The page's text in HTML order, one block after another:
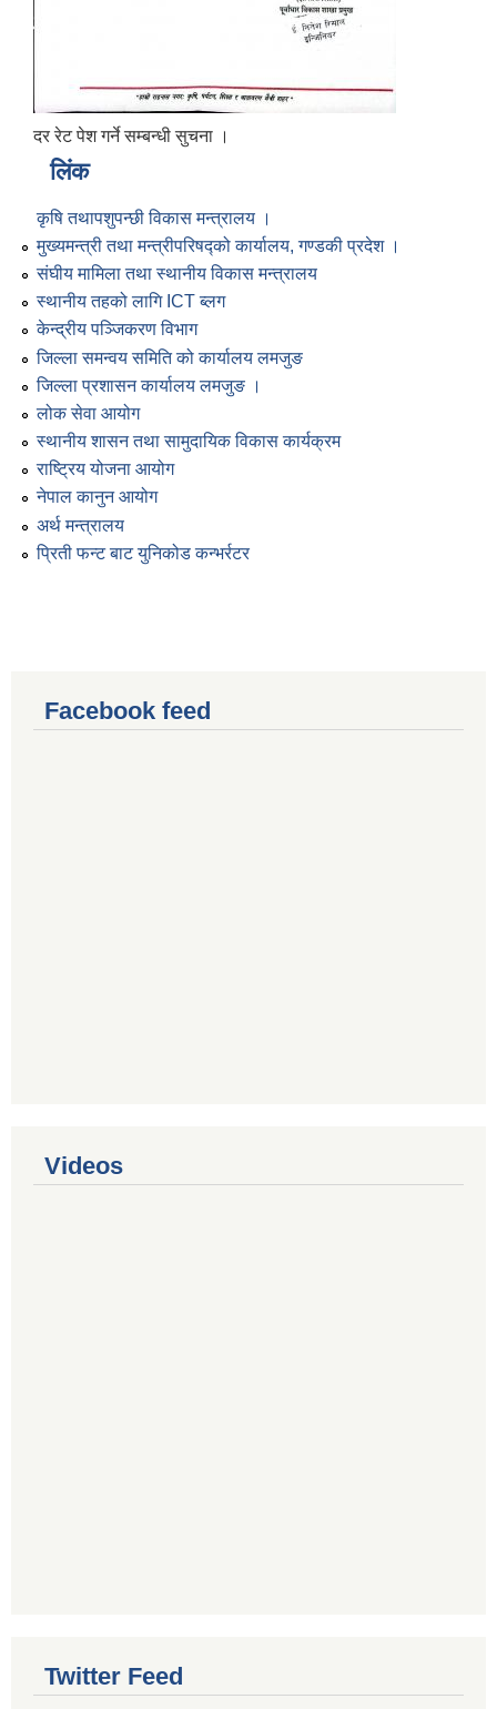
दर रेट पेश गर्ने सम्बन्धी सुचना ।
लिंक
कृषि तथापशुपन्छी विकास मन्त्रालय ।
मुख्यमन्त्री तथा मन्त्रीपरिषद्को कार्यालय, गण्डकी प्रदेश ।
संघीय मामिला तथा स्थानीय विकास मन्त्रालय
स्थानीय तहको लागि ICT ब्लग
केन्द्रीय पञ्जिकरण विभाग
जिल्ला समन्वय समिति को कार्यालय लमजुङ
जिल्ला प्रशासन कार्यालय लमजुङ ।
लोक सेवा आयोग
स्थानीय शासन तथा सामुदायिक विकास कार्यक्रम
राष्ट्रिय योजना आयोग
नेपाल कानुन आयोग
अर्थ मन्त्रालय
प्रिती फन्ट बाट युनिकोड कन्भर्रटर
Facebook feed
Videos
Twitter Feed